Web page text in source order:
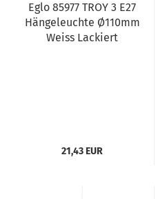
Eglo 85977 TROY 3 E27
Hängeleuchte Ø110mm
Weiss Lackiert
21,43 EUR